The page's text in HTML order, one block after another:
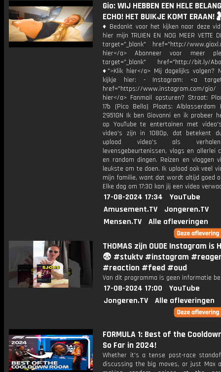
Gio: WIJ HEBBEN EEN HELE
ECHO! HET BUIKJE KOMT
♦ Bedankt voor het kijken naar deze
hier mijn TRUIEN EN NOG MEER VETTE
target="_blank" href="http://
hier</a> Abonneer voor meer
target="_blank" href="http://bit.ly/
♦">Klik hier</a> Mij dagelijks volgen?
kijkje hier: - Instagram: <a
href="https://www.instagram.com/
hier</a> Fanmail opsturen? Straat:
17b (Pico Bello) Plaats: Alblasserdam
2951GN Ik ben Giovanni en ik probeer
op YouTube te entertainen met
video's zijn in 1080p, dat betekent
upload video's als
levensgebeurtenissen, vlogs en allerlei
en random dingen. Reizen en vloggen
leukste om te doen. Ik upload ook veel
mijn familie, want dat wordt altijd goed
Elke dag om 17:30 kan jij een video
17-08-2024 17:34
YouTube
Amusement.TV
Jongeren.TV
Mensen.TV
Alle afleveringen
THOMAS zijn OUDE Instagram is
😨 #stuktv #instagram
#reaction #feed #oud
Van dit programma is geen informatie
17-08-2024 17:00
YouTube
Jongeren.TV
Alle afleveringen
FORMULA 1: Best of the
So Far in 2024!
Whether it's a tense post-race
discussing the big moves, or just Max